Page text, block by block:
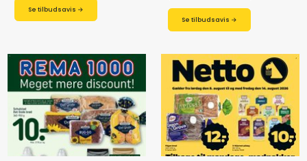
Se tilbudsavis →
Se tilbudsavis →